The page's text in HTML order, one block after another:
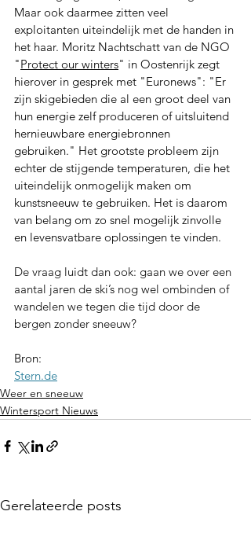
Maar ook daarmee zitten veel
exploitanten uiteindelijk met de handen in
het haar. Moritz Nachtschatt van de NGO
"Protect our winters" in Oostenrijk zegt
hierover in gesprek met "Euronews": "Er
zijn skigebieden die al een groot deel van
hun energie zelf produceren of uitsluitend
hernieuwbare energiebronnen
gebruiken." Het grootste probleem zijn
echter de stijgende temperaturen, die het
uiteindelijk onmogelijk maken om
kunstsneeuw te gebruiken. Het is daarom
van belang om zo snel mogelijk zinvolle
en levensvatbare oplossingen te vinden.
De vraag luidt dan ook: gaan we over een
aantal jaren de ski’s nog wel ombinden of
wandelen we tegen die tijd door de
bergen zonder sneeuw?
Bron:
Stern.de
Weer en sneeuw
Wintersport Nieuws
Gerelateerde posts